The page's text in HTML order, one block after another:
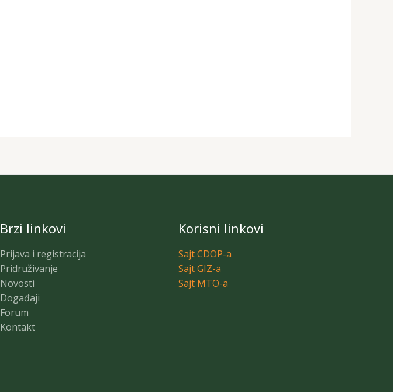
Brzi linkovi
Prijava i registracija
Pridruživanje
Novosti
Događaji
Forum
Kontakt
Korisni linkovi
Sajt CDOP-a
Sajt GIZ-a
Sajt MTO-a